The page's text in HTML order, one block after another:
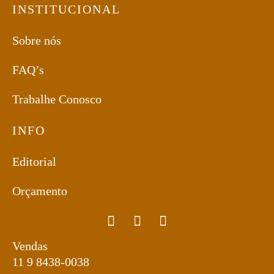
INSTITUCIONAL
Sobre nós
FAQ’s
Trabalhe Conosco
INFO
Editorial
Orçamento
Vendas
11 9 8438-0038